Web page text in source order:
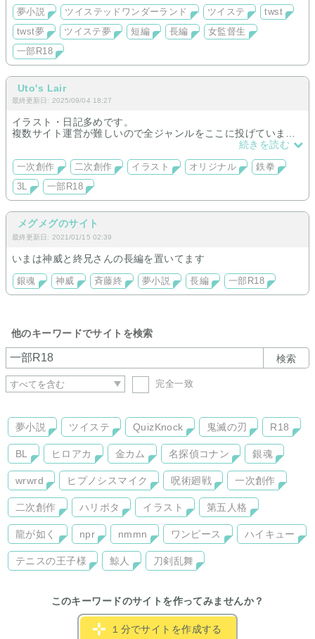
夢小説 ツイステッドワンダーランド ツイステ
twst
twst夢
ツイステ夢 短編 長編
女監督生
一部R18
Uto's Lair
最終更新日: 2025/09/04 18:27
イラスト・日記多めです。
複数サイト運営が難しいので全ジャンルをここに投げていま
主にBL、HLを描いていますが雑食なので色々入ってくると思い
ます。
文章は淡泊ですが、お気軽にお立ち寄りください。
続きを読む
一次創作 二次創作 イラスト オリジナル
鉄拳
3L
一部R18
メグメグのサイト
最終更新日: 2021/01/15 02:39
いまは神威と終兄さんの長編を置いてます
銀魂 神威 斉藤終 夢小説 長編 一部R18
他のキーワードでサイトを検索
検索
完全一致
夢小説 ツイステ QuizKnock 鬼滅の刃 R18
BL ヒロアカ 金カム 名探偵コナン 銀魂
wrwrd ヒプノシスマイク 呪術廻戦 一次創作
二次創作 ハリポタ イラスト 第五人格
龍が如く npr nmmn ワンピース ハイキュー
テニスの王子様 鯨人 刀剣乱舞
このキーワードのサイトを作ってみませんか？
１分でサイトを作成する